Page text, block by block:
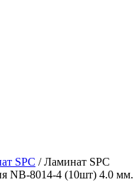
SPC /Ламинат SPC
NB-8014-4 (10шт) 4.0 мм.